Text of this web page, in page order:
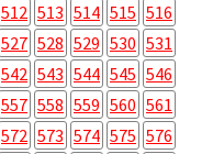
512 513 514 515 516
527 528 529 530 531
542 543 544 545 546
557 558 559 560 561
572 573 574 575 576